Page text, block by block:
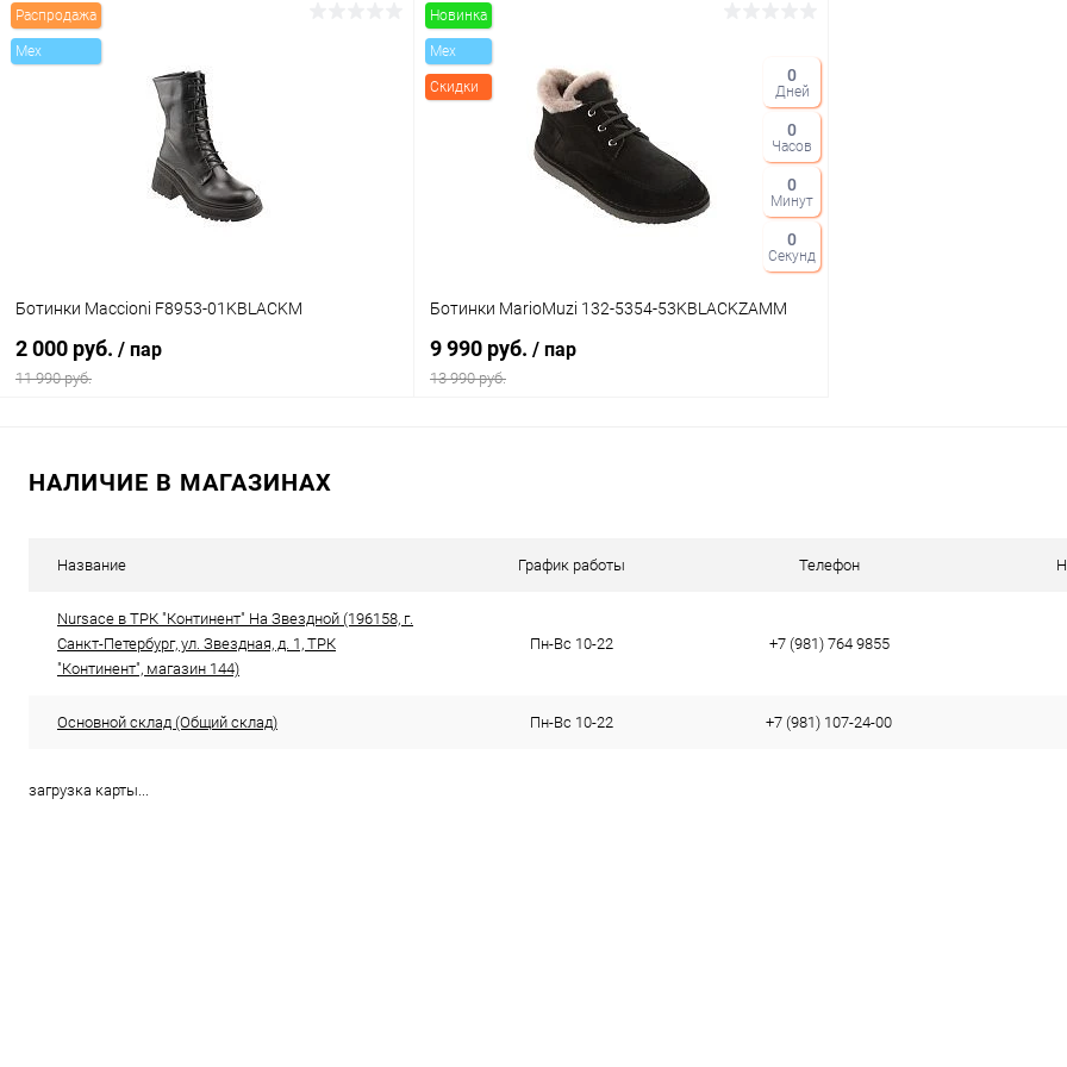
Купить в 1 клик
В избранное
Распродажа
Mex
Ботинки Maccioni F8953-01KBLACKM
2 000 руб. / пар
11 990 руб.
36 38
Новинка
Mex
Скидки
0
Дней
0
Часов
0
Минут
0
Секунд
Ботинки MarioMuzi 132-5354-53KBLACKZAMM
9 990 руб. / пар
13 990 руб.
37 38
НАЛИЧИЕ В МАГАЗИНАХ
Название График работы Телефон
Nursace в ТРК "Континент" На Звездной (196158, г.
Санкт-Петербург, ул. Звездная, д. 1, ТРК
"Континент", магазин 144)
Пн-Вс 10-22 +7 (981) 764 9855
Основной склад (Общий склад) Пн-Вс 10-22 +7 (981) 107-24-00
загрузка карты...